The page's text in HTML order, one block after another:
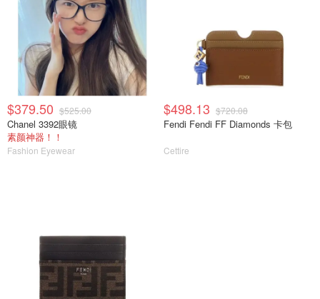
$379.50 $525.00
Chanel 3392眼镜
素颜神器！！
Fashion Eyewear
$498.13 $720.08
Fendi Fendi FF Diamonds 卡包
Cettire